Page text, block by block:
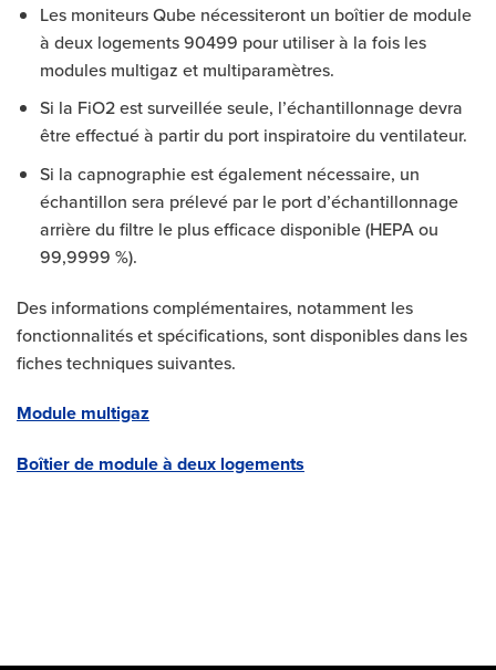
Les moniteurs Qube nécessiteront un boîtier de module
à deux logements 90499 pour utiliser à la fois les
modules multigaz et multiparamètres.
Si la FiO2 est surveillée seule, l’échantillonnage devra
être effectué à partir du port inspiratoire du ventilateur.
Si la capnographie est également nécessaire, un
échantillon sera prélevé par le port d’échantillonnage
arrière du filtre le plus efficace disponible (HEPA ou
99,9999 %).
Des informations complémentaires, notamment les
fonctionnalités et spécifications, sont disponibles dans les
fiches techniques suivantes.
Module multigaz
Boîtier de module à deux logements